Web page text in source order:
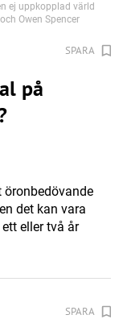
ej uppkopplad värld
Owen Spencer
SPARA
på
öronbedövande
det kan vara
eller två år
SPARA